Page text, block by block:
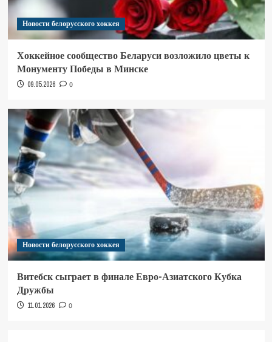
Новости белорусского хоккея
Хоккейное сообщество Беларуси возложило цветы к
Монументу Победы в Минске
09.05.2026 0
Новости белорусского хоккея
Витебск сыграет в финале Евро-Азиатского Кубка
Дружбы
11.01.2026 0